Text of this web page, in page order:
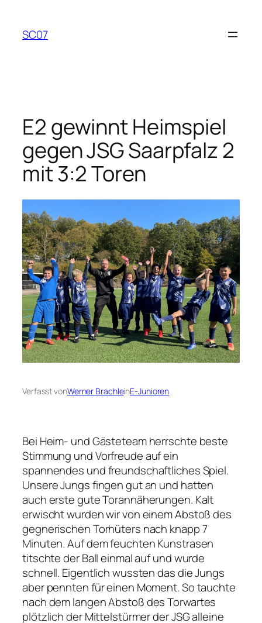
springen
SC07
E2 gewinnt Heimspiel
gegen JSG Saarpfalz 2
mit 3:2 Toren
Verfasst vonWerner BrachleinE-Junioren
Bei Heim- und Gästeteam herrschte beste
Stimmung und Vorfreude auf ein
spannendes und freundschaftliches Spiel.
Unsere Jungs fingen gut an und hatten
auch erste gute Torannäherungen. Kalt
erwischt wurden wir von einem Abstoß des
gegnerischen Torhüters nach knapp 7
Minuten. Auf dem feuchten Kunstrasen
titschte der Ball einmal auf und wurde
schnell. Eigentlich wussten das die Jungs
aber pennten für einen Moment. So tauchte
nach dem langen Abstoß des Torwartes
plötzlich der Mittelstürmer der JSG alleine